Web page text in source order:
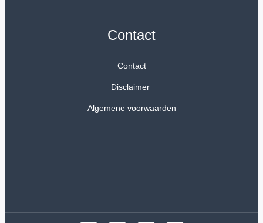
Contact
Contact
Disclaimer
Algemene voorwaarden